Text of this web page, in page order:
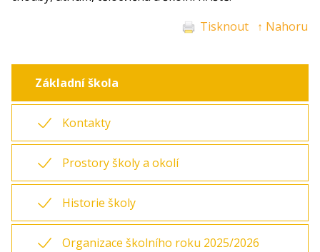
Tisknout
↑ Nahoru
Základní škola
Kontakty
Prostory školy a okolí
Historie školy
Organizace školního roku 2025/2026